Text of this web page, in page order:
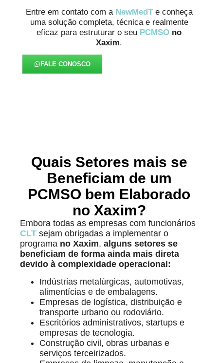
Entre em contato com a NewMedT e conheça
uma solução completa, técnica e realmente
eficaz para estruturar o seu PCMSO no
Xaxim.
FALE CONOSCO
Quais Setores mais se
Beneficiam de um
PCMSO bem Elaborado
no Xaxim?
Embora todas as empresas com funcionários
CLT sejam obrigadas a implementar o
programa no Xaxim,alguns setores se
beneficiam de forma ainda mais direta
devido à complexidade operacional:
Indústrias metalúrgicas, automotivas,
alimentícias e de embalagens.
Empresas de logística, distribuição e
transporte urbano ou rodoviário.
Escritórios administrativos, startups e
empresas de tecnologia.
Construção civil, obras urbanas e
serviços terceirizados.